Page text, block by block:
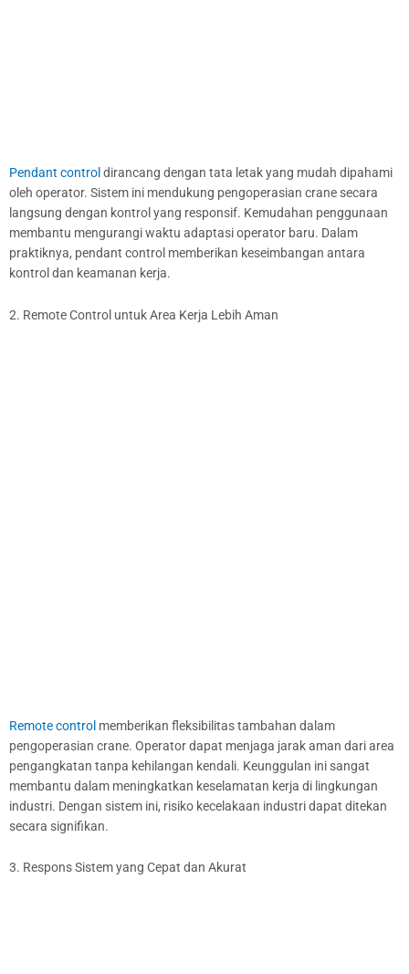
Pendant controldirancang dengan tata letak yang mudah dipahami
oleh operator. Sistem ini mendukung pengoperasian crane secara
langsung dengan kontrol yang responsif. Kemudahan penggunaan
membantu mengurangi waktu adaptasi operator baru. Dalam
praktiknya, pendant control memberikan keseimbangan antara
kontrol dan keamanan kerja.
2. Remote Control untuk Area Kerja Lebih Aman
Remote control memberikan fleksibilitas tambahan dalam
pengoperasian crane. Operator dapat menjaga jarak aman dari area
pengangkatan tanpa kehilangan kendali. Keunggulan ini sangat
membantu dalam meningkatkan keselamatan kerja di lingkungan
industri. Dengan sistem ini, risiko kecelakaan industri dapat ditekan
secara signifikan.
3. Respons Sistem yang Cepat dan Akurat